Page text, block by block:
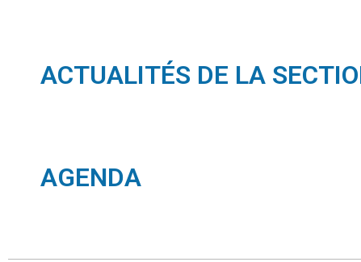
ACTUALITÉS DE LA
AGENDA